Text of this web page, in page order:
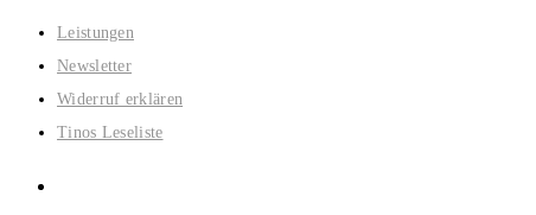
Zum
Inhalt
springen
Leistungen
Newsletter
Widerruf erklären
Tinos Leseliste